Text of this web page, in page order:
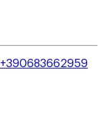
+390683662959